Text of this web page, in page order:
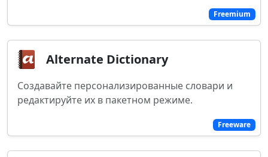
Freemium
Freeware
Alternate Dictionary
Создавайте персонализированные словари и
редактируйте их в пакетном режиме.